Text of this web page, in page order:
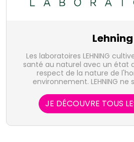
Lehning
Les laboratoires LEHNING
santé au naturel avec un état
respect de la nature de
environnement. LEHNING
l'individu dans sa
JE DÉCOUVRE TOUS